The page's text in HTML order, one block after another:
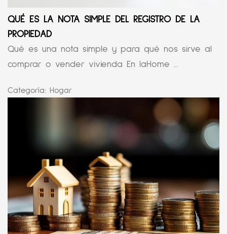
QUÉ ES LA NOTA SIMPLE DEL REGISTRO DE LA
PROPIEDAD
Qué es una nota simple y para qué nos sirve al
comprar o vender vivienda En laHome ...
Categoría: Hogar